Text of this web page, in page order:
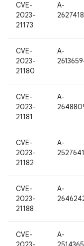
CVE-
2023-
21173
A-
CVE-
2023-
21180
A-
CVE-
2023-
21181
A-
CVE-
2023-
21182
A-
CVE-
2023-
21188
A-
CVE-
A-